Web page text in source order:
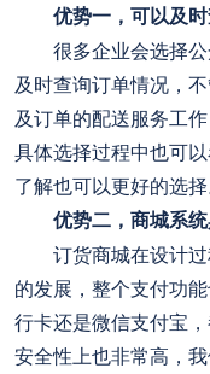
优势一，可以及时
很多企业会选择公
及时查询订单情况，
及订单的配送服务工
具体选择过程中也可
了解也可以更好的选择
优势二，商城系统
订货商城在设计过
的发展，整个支付功
行卡还是微信支付宝
安全性上也非常高，